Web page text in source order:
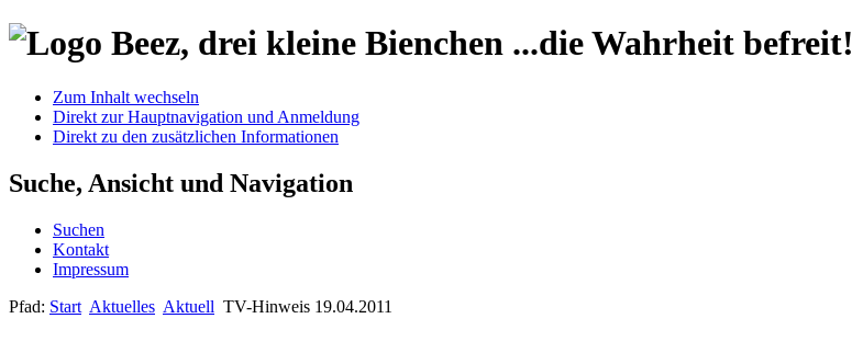
...die Wahrheit befreit!
Zum Inhalt wechseln
Direkt zur Hauptnavigation und Anmeldung
Direkt zu den zusätzlichen Informationen
Suche, Ansicht und Navigation
Suchen
Kontakt
Impressum
Pfad: Start Aktuelles Aktuell TV-Hinweis 19.04.2011